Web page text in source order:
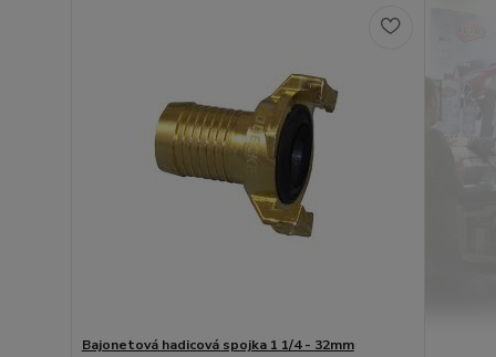
Bajonetová hadicová spojka 1 1/4 - 32mm